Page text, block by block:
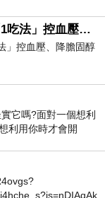
不只少吃鹽！專家曝「1吃法」控血壓、降膽固醇 - 得舒飲食(DASH Diet)
」控血壓、降膽固醇
它嗎?面對一個想利
利用你時才會開